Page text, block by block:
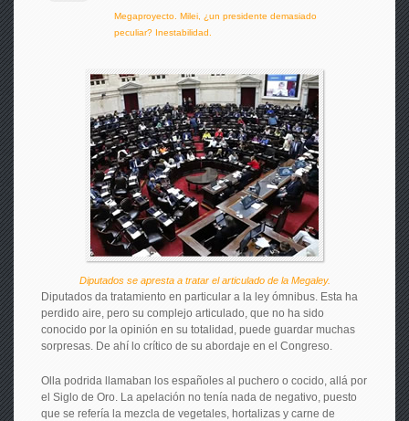
Megaproyecto. Milei,
¿un presidente demasiado
peculiar? Inestabilidad.
Diputados se apresta a tratar el articulado de la Megaley.
Diputados da tratamiento en particular a la ley ómnibus. Esta ha
perdido aire, pero su complejo articulado, que no ha sido
conocido por la opinión en su totalidad, puede guardar muchas
sorpresas. De ahí lo crítico de su abordaje en el Congreso.
Olla podrida llamaban los españoles al puchero o cocido, allá por
el Siglo de Oro. La apelación no tenía nada de negativo, puesto
que se refería la mezcla de vegetales, hortalizas y carne de